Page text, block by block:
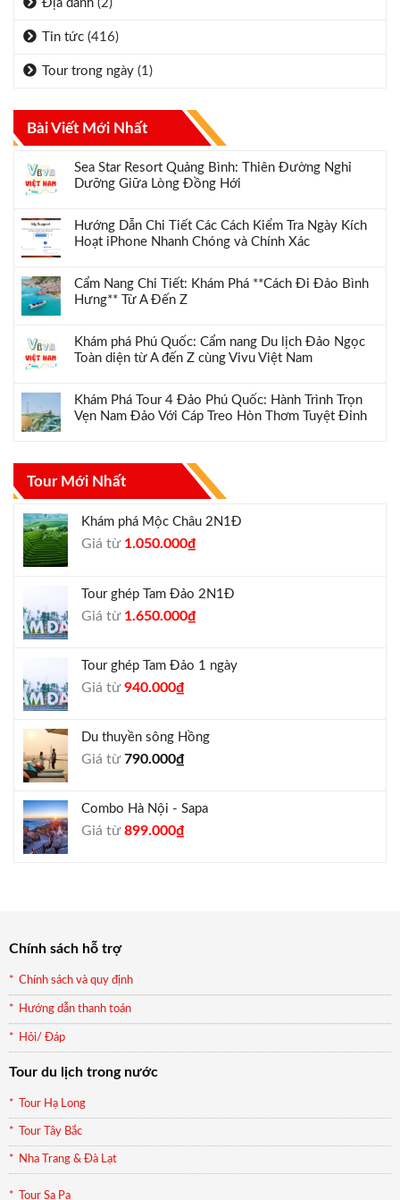
Địa danh (2)
Tin tức (416)
Tour trong ngày (1)
Bài Viết Mới Nhất
Sea Star Resort Quảng Bình: Thiên Đường Nghỉ
Dưỡng Giữa Lòng Đồng Hới
Hướng Dẫn Chi Tiết Các Cách Kiểm Tra Ngày Kích
Hoạt iPhone Nhanh Chóng và Chính Xác
Cẩm Nang Chi Tiết: Khám Phá **Cách Đi Đảo Bình
Hưng** Từ A Đến Z
Khám phá Phú Quốc: Cẩm nang Du lịch Đảo Ngọc
Toàn diện từ A đến Z cùng Vivu Việt Nam
Khám Phá Tour 4 Đảo Phú Quốc: Hành Trình Trọn
Vẹn Nam Đảo Với Cáp Treo Hòn Thơm Tuyệt Đỉnh
Tour Mới Nhất
Khám phá Mộc Châu 2N1Đ
Giá từ Giá
1.300.000₫.
1.050.000₫Giá
là:
Tour ghép Tam Đảo 2N1Đ
Giá từ Giá
1.800.000₫.
1.650.000₫Giá
là:
Tour ghép Tam Đảo 1 ngày
Giá từGiá
1.000.000₫.
940.000₫Giá
là:
Du thuyền sông Hồng
Giá từ790.000₫
Combo Hà Nội - Sapa
Giá từGiá
899.000₫Giá
Chính sách hỗ trợ
Chính sách và quy định
Hướng dẫn thanh toán
Hỏi/ Đáp
Tour du lịch trong nước
Tour Hạ Long
Tour Tây Bắc
Nha Trang & Đà Lạt
Tour Sa Pa